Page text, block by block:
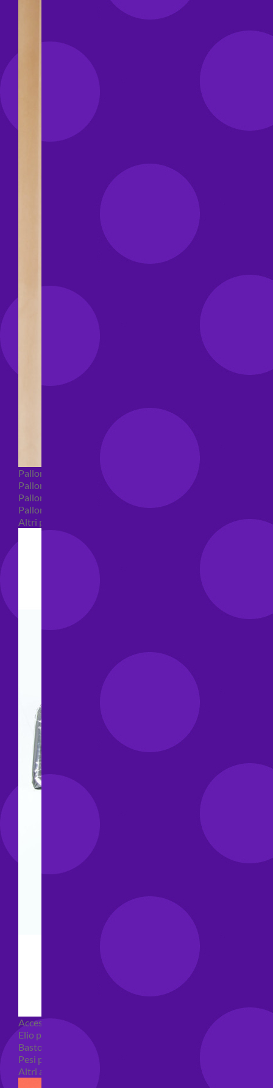
Palloncini Bubble
Palloncini numeri e lettere
Palloncini numeri e lettere piccoli
Palloncini numeri e lettere grandi
Altri palloncini numeri e lettere
Accessori e Attrezzatura palloncini
Elio per palloncini
Bastoncini per palloncini
Pesi per palloncini
Altri accessori palloncini